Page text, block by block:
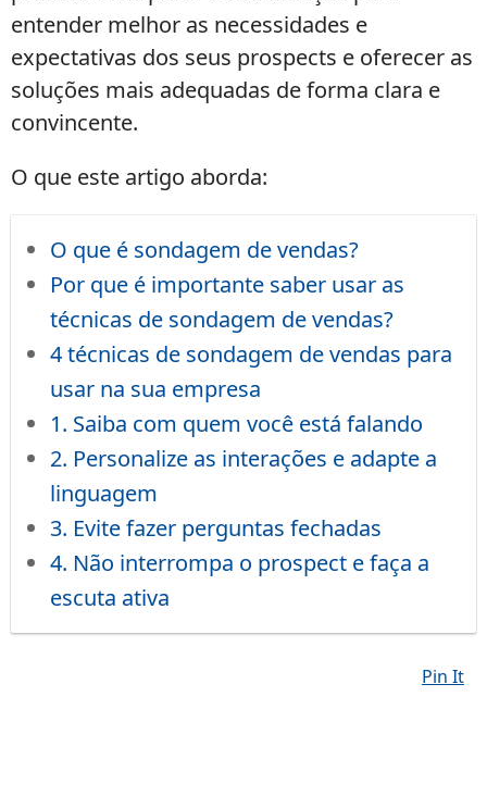
entender melhor as necessidades e
expectativas dos seus prospects e oferecer as
soluções mais adequadas de forma clara e
convincente.
O que este artigo aborda:
O que é sondagem de vendas?
Por que é importante saber usar as
técnicas de sondagem de vendas?
4 técnicas de sondagem de vendas para
usar na sua empresa
1. Saiba com quem você está falando
2. Personalize as interações e adapte a
linguagem
3. Evite fazer perguntas fechadas
4. Não interrompa o prospect e faça a
escuta ativa
Pin It